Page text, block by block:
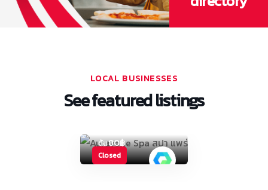
LOCAL BUSINESSES
See featured listings
Closed
Spa
Auravelle
เมืองแพร่
ต้น80฿